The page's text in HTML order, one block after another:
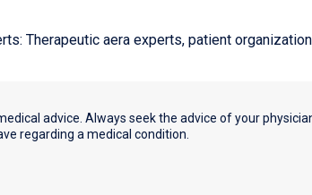
Therapeutic aera experts, patient
advice. Always seek the advice of your
regarding a medical condition.